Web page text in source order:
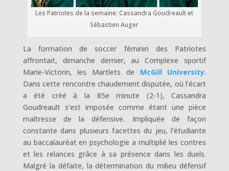
Les Patriotes de la semaine: Cassandra Goudreault et
Sébastien Auger
La formation de soccer féminin des Patriotes
affrontait, dimanche dernier, au Complexe sportif
Marie-Victorin, les Martlets de McGill University.
Dans cette rencontre chaudement disputée, où l’écart
a été créé à la 85e minute (2-1), Cassandra
Goudreault s’est imposée comme étant une pièce
maîtresse de la défensive. Impliquée de façon
constante dans plusieurs facettes du jeu, l’étudiante
au baccalauréat en psychologie a multiplié les contres
et les relances grâce à sa présence dans les duels.
Malgré la défaite, la détermination du milieu défensif